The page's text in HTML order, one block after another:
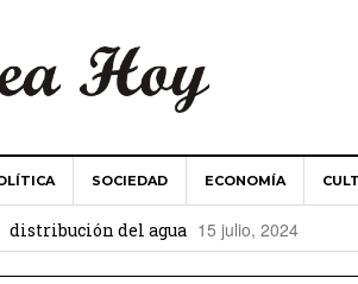
SOCIEDAD ECONOMÍA
La Comunidad de Regantes ‘Aldea de
distribución del agua 15 julio, 2024
El Ayuntamiento de La Aldea de San